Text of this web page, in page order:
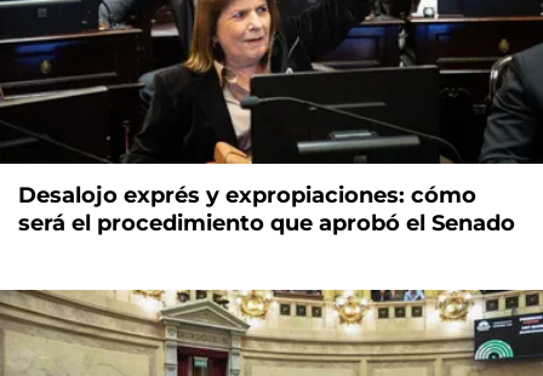
Desalojo exprés y expropiaciones: cómo
será el procedimiento que aprobó el Senado